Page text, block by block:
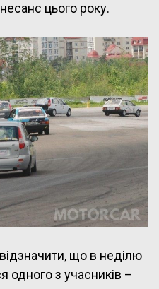
цього року.
що в неділю
одного з учасників –